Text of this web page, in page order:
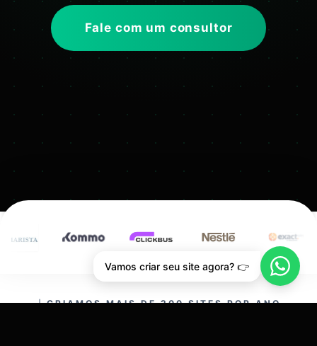
Fale com um consultor
CRIAMOS MAIS DE 200 SITES POR ANO.
Vamos criar seu site agora? 👉